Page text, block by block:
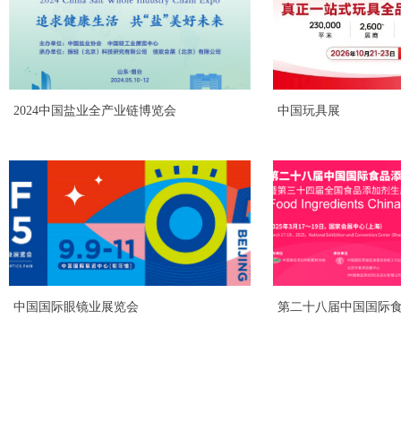
2024中国盐业全产业链博览会 中国玩具展
中国国际眼镜业展览会
第二十八届中国国际